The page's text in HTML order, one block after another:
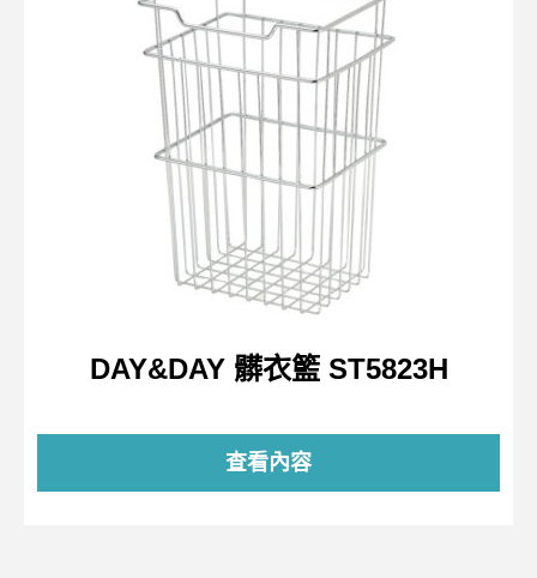
DAY&DAY 髒衣籃 ST5823H
查看內容